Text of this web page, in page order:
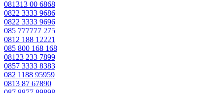
081313 00 6868
0822 3333 9686
0822 3333 9696
085 777777 275
0812 188 12221
085 800 168 168
08123 233 7899
0857 3333 8383
082 1188 95959
0813 87 67890